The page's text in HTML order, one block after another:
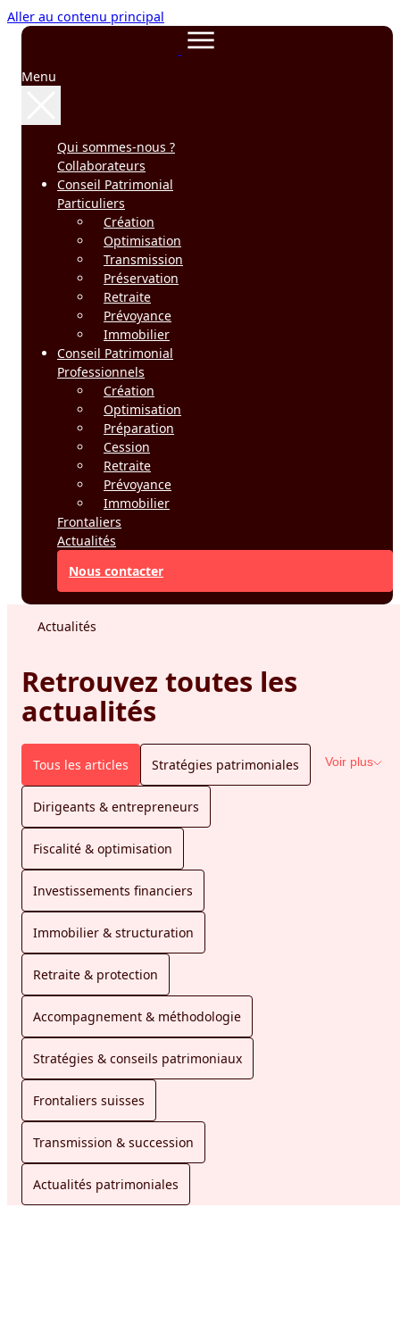
Aller au contenu principal
Menu
Qui sommes-nous ?
Collaborateurs
Conseil Patrimonial
Particuliers
Création
Optimisation
Transmission
Préservation
Retraite
Prévoyance
Immobilier
Conseil Patrimonial
Professionnels
Création
Optimisation
Préparation
Cession
Retraite
Prévoyance
Immobilier
Frontaliers
Actualités
Nous contacter
Actualités
Retrouvez toutes les
actualités
Tous les articles Stratégies patrimoniales
Dirigeants & entrepreneurs
Fiscalité & optimisation
Investissements financiers
Immobilier & structuration
Retraite & protection
Accompagnement & méthodologie
Stratégies & conseils patrimoniaux
Frontaliers suisses
Transmission & succession
Actualités patrimoniales
Voir plus